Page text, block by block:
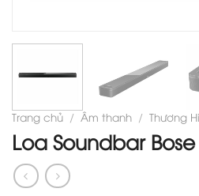
Trang chủ / Âm thanh / Thương
Loa Soundbar